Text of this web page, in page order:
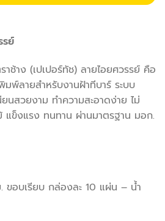
รย์
ช้าง (เปเปอร์ทัช) ลายไอยศวรรย์ คือ
พ์ลายสำหรับงานฝ้าทีบาร์ ระบบ
นสวยงาม ทำความสะอาดง่าย ไม่
แข็งแรง ทนทาน ผ่านมาตรฐาน มอก.
อบเรียบ กล่องละ 10 แผ่น – น้ำ